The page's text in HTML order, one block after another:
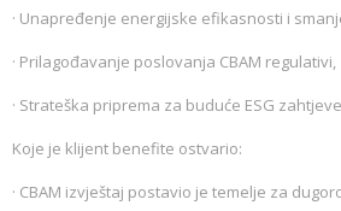
· Unapređenje energijske efikasnosti i
· Prilagođavanje poslovanja CBAM regulativi,
· Strateška priprema za buduće ESG
Koje je klijent benefite ostvario:
· CBAM izvještaj postavio je temelje za